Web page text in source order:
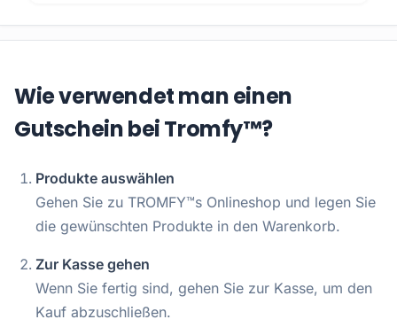
Wie verwendet man einen
Gutschein bei Tromfy™?
Produkte auswählen
Gehen Sie zu TROMFY™s Onlineshop und legen Sie
die gewünschten Produkte in den Warenkorb.
Zur Kasse gehen
Wenn Sie fertig sind, gehen Sie zur Kasse, um den
Kauf abzuschließen.